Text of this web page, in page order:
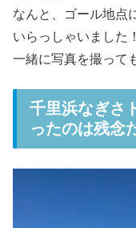
なんと、ゴール地点
いらっしゃいました
一緒に写真を撮って
千里浜なぎさ
ったのは残念